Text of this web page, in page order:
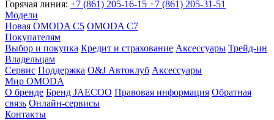
Горячая линия: +7 (861) 205-16-15 +7 (861) 205-31-51
Модели
Новая OMODA C5 OMODA C7
Покупателям
Выбор и покупка Кредит и страхование Аксессуары Трейд-ин
Владельцам
Сервис Поддержка O&J Автоклуб Аксессуары
Мир OMODA
О бренде Бренд JAECOO Правовая информация Обратная
связь Онлайн-сервисы
Контакты